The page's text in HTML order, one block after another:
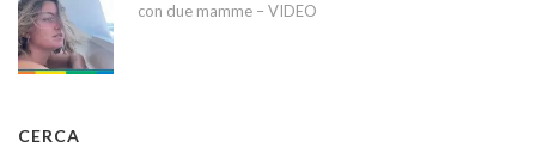
con due mamme – VIDEO
CERCA